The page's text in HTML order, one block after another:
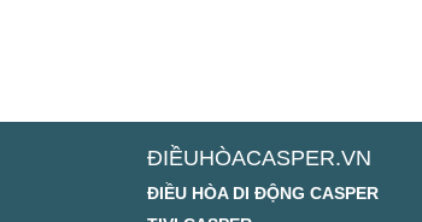
ĐIỀUHÒACASPER.VN
ĐIỀU HÒA DI ĐỘNG CASPER